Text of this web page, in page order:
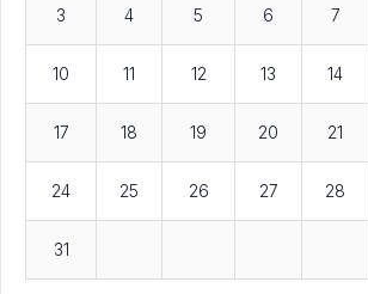
3 4 5 6 7
10 11 12 13 14
17 18 19 20 21
24 25 26 27 28
31